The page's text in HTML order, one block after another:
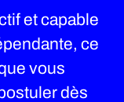
et capable
ce
vous
dès